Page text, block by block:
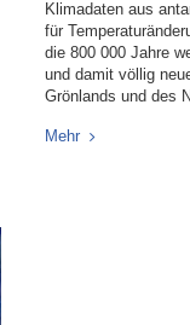
Klimadaten aus
für
die 800 000 Jahre
und damit völlig
Grönlands und des
Mehr